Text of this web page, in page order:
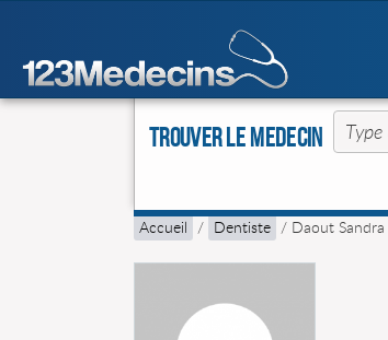
Trouver le Medecin
Accueil / Dentiste / Daout Sandra